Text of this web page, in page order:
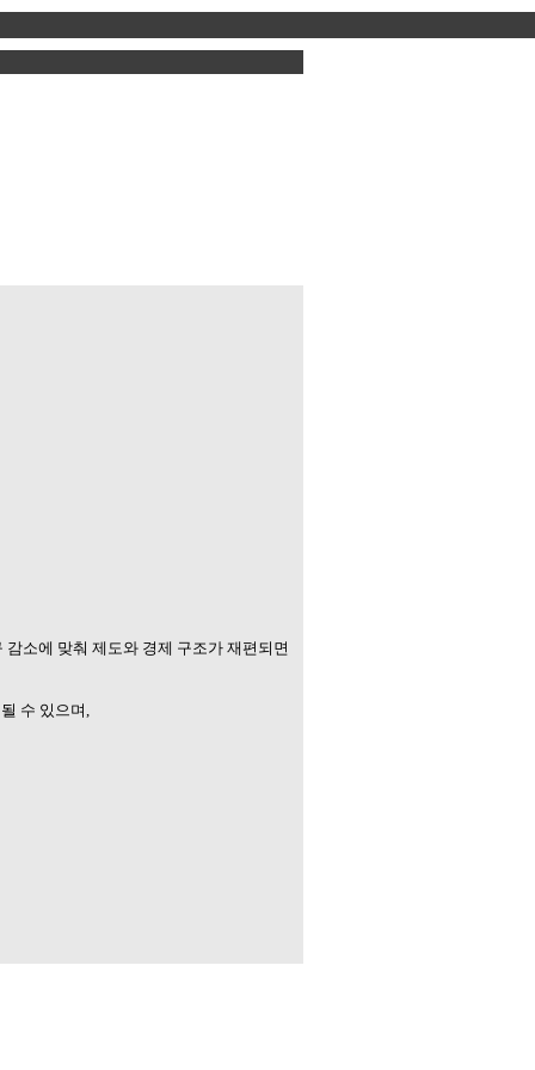
소에 맞춰 제도와 경제 구조가 재편되면
수 있으며,